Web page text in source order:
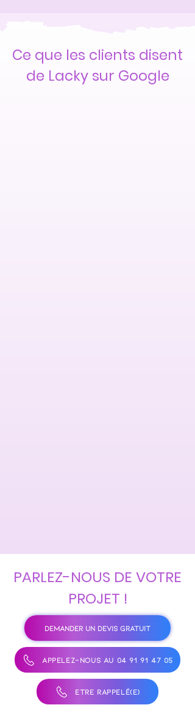
Ce que les clients disent
de Lacky sur Google
PARLEZ-NOUS DE VOTRE
PROJET !
DEMANDER UN DEVIS GRATUIT
APPELEZ-NOUS AU 04 91 91 47 05
ÊTRE RAPPELÉ(E)